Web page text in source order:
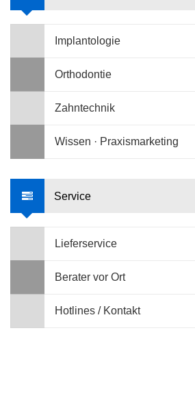
Implantologie
Orthodontie
Zahntechnik
Wissen · Praxismarketing
Service
Lieferservice
Berater vor Ort
Hotlines / Kontakt